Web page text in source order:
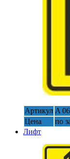
Артикул A 06
Цена
по
Лифт